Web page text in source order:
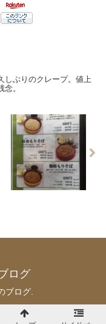
しぶりのクレープ。値上
。
ログ
ブログ.